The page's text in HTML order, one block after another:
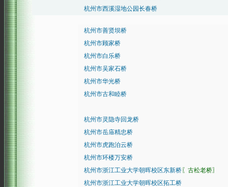
杭州市西溪湿地公园长春桥
杭州市善贤坝桥
杭州市顾家桥
杭州市白乐桥
杭州市吴家石桥
杭州市华光桥
杭州市古和睦桥
杭州市灵隐寺回龙桥
杭州市岳庙精忠桥
杭州市虎跑泊云桥
杭州市环楼万安桥
杭州市浙江工业大学朝晖校区东新桥 〖古松老桥〗
杭州市浙江工业大学朝晖校区拓工桥